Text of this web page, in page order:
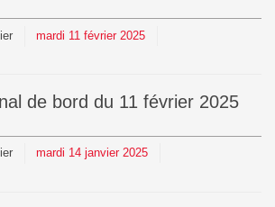
mardi 11 février 2025
de bord du 11 février 2025
mardi 14 janvier 2025